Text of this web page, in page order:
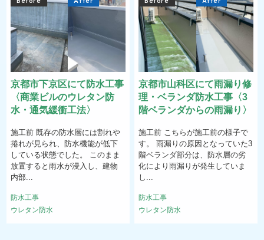
京都市下京区にて防水工事
〈商業ビルのウレタン防
水・通気緩衝工法〉
施工前 既存の防水層には割れや
捲れが見られ、防水機能が低下
している状態でした。 このまま
放置すると雨水が浸入し、建物
内部...
防水工事
ウレタン防水
京都市山科区にて雨漏り修
理・ベランダ防水工事〈3
階ベランダからの雨漏り〉
施工前 こちらが施工前の様子で
す。 雨漏りの原因となっていた3
階ベランダ部分は、防水層の劣
化により雨漏りが発生していま
し...
防水工事
ウレタン防水